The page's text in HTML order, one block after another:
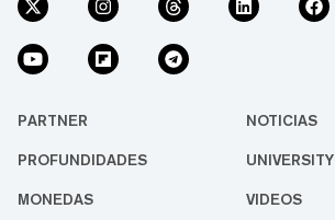
PARTNER NOTICIAS
PROFUNDIDADES UNIVERSITY
MONEDAS VIDEOS